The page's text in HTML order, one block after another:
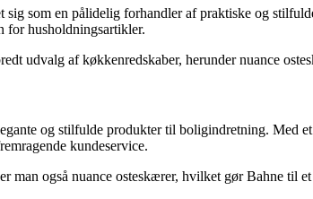
sig som en pålidelig forhandler af praktiske og
for husholdningsartikler.
udvalg af køkkenredskaber, herunder nuance
og stilfulde produkter til boligindretning. Med
kundeservice.
man også nuance osteskærer, hvilket gør Bahne til